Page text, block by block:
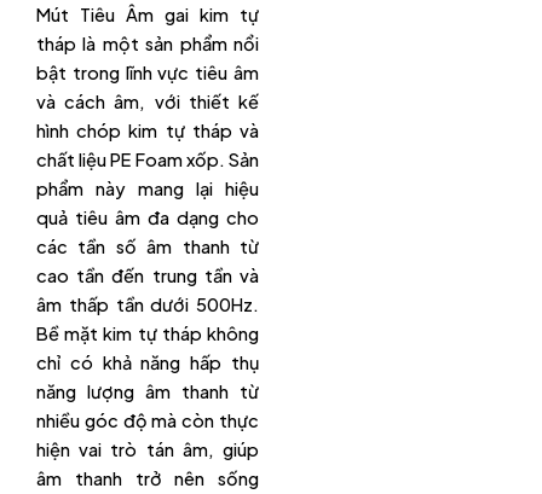
Mút Tiêu Âm gai kim tự
tháp là một sản phẩm nổi
bật trong lĩnh vực tiêu âm
và cách âm, với thiết kế
hình chóp kim tự tháp và
chất liệu PE Foam xốp. Sản
phẩm này mang lại hiệu
quả tiêu âm đa dạng cho
các tần số âm thanh từ
cao tần đến trung tần và
âm thấp tần dưới 500Hz.
Bề mặt kim tự tháp không
chỉ có khả năng hấp thụ
năng lượng âm thanh từ
nhiều góc độ mà còn thực
hiện vai trò tán âm, giúp
âm thanh trở nên sống